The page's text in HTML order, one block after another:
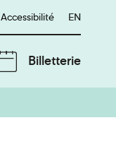
Accessibilité English
EN
Billetterie